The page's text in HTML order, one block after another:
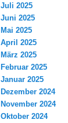
Juli 2025
Juni 2025
Mai 2025
April 2025
März 2025
Februar 2025
Januar 2025
Dezember 2024
November 2024
Oktober 2024